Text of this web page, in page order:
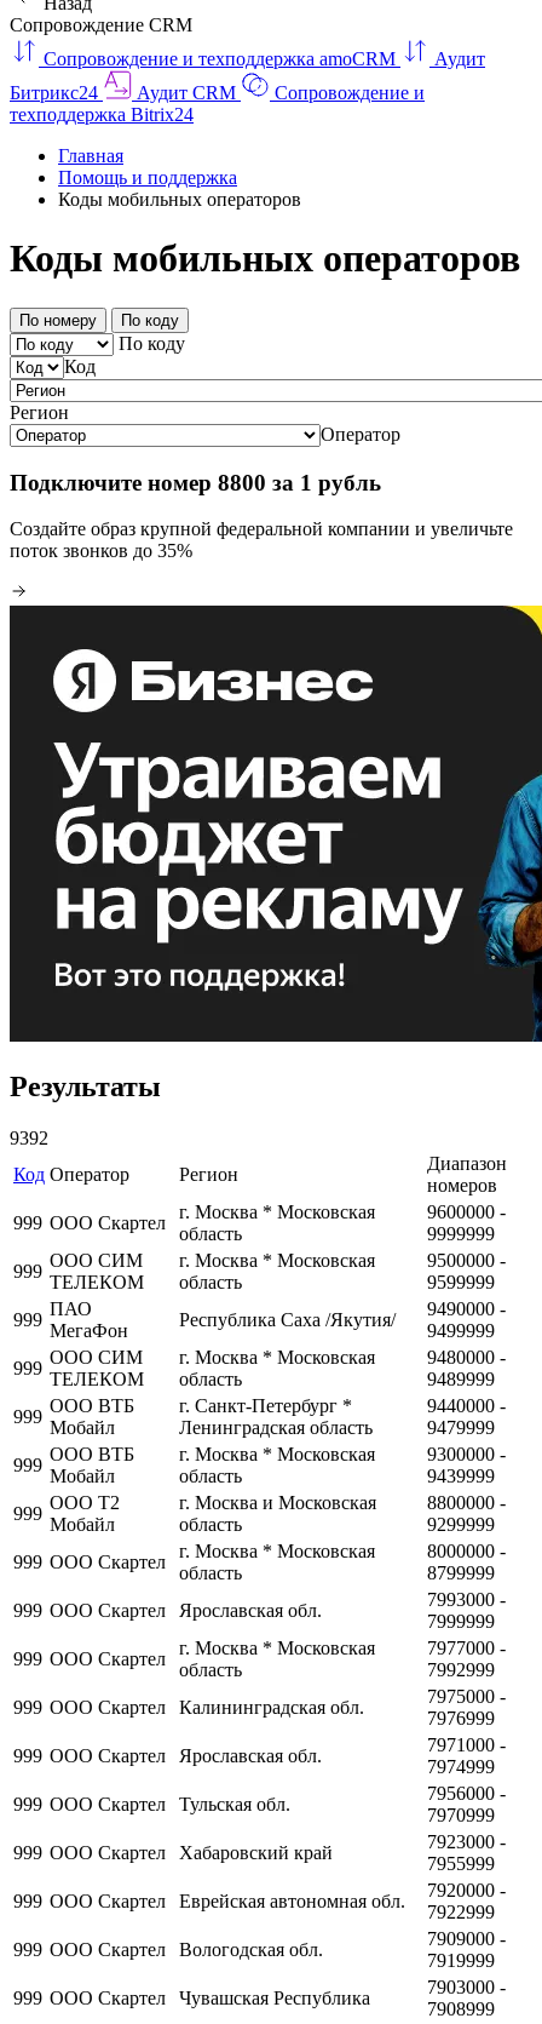
Сопровождение CRM
Сопровождение и техподдержка amoCRM
Аудит
Битрикс24
Аудит CRM
Сопровождение и
техподдержка Bitrix24
Главная
Помощь и поддержка
Коды мобильных операторов
Коды мобильных операторов
По номеру По коду
По коду
Код
Регион
Оператор
Подключите номер 8800 за 1 рубль
Создайте образ крупной федеральной компании и увеличьте
поток звонков до 35%
Результаты
9392
Код Оператор Регион
Диапазон
номеров
999 ООО Скартел
г. Москва * Московская
область
9600000 -
9999999
999
ООО СИМ
ТЕЛЕКОМ
г. Москва * Московская
область
9500000 -
9599999
999
ПАО
МегаФон
Республика Саха /Якутия/
9490000 -
9499999
999
ООО СИМ
ТЕЛЕКОМ
г. Москва * Московская
область
9480000 -
9489999
999
ООО ВТБ
Мобайл
г. Санкт-Петербург *
Ленинградская область
9440000 -
9479999
999
ООО ВТБ
Мобайл
г. Москва * Московская
область
9300000 -
9439999
999
ООО Т2
Мобайл
г. Москва и Московская
область
8800000 -
9299999
999 ООО Скартел
г. Москва * Московская
область
8000000 -
8799999
999 ООО Скартел Ярославская обл.
7993000 -
7999999
999 ООО Скартел
г. Москва * Московская
область
7977000 -
7992999
999 ООО Скартел Калининградская обл.
7975000 -
7976999
999 ООО Скартел Ярославская обл.
7971000 -
7974999
999 ООО Скартел Тульская обл.
7956000 -
7970999
999 ООО Скартел Хабаровский край
7923000 -
7955999
999 ООО Скартел Еврейская автономная обл.
7920000 -
7922999
999 ООО Скартел Вологодская обл.
7909000 -
7919999
999 ООО Скартел Чувашская Республика
7903000 -
7908999